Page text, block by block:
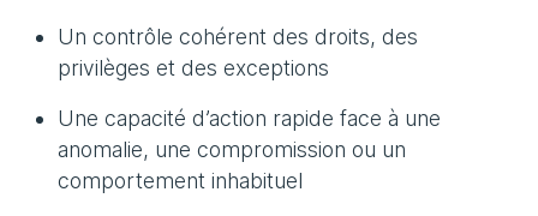
Un contrôle cohérent des droits, des
privilèges et des exceptions
Une capacité d’action rapide face à une
anomalie, une compromission ou un
comportement inhabituel